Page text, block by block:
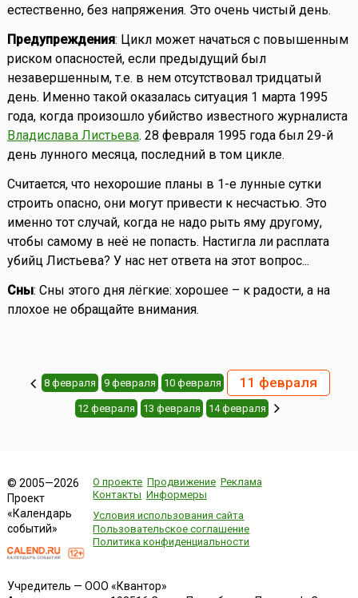
естественно, без напряжения. Это очень чистый день.
Предупреждения: Цикл может начаться с повышенным
риском опасностей, если предыдущий был
незавершенным, т.е. в нем отсутствовал тридцатый
день. Именно такой оказалась ситуация 1 марта 1995
года, когда произошло убийство известного журналиста
Владислава Листьева. 28 февраля 1995 года был 29-й
день лунного месяца, последний в том цикле.
Считается, что нехорошие планы в 1-е лунные сутки
строить опасно, они могут привести к несчастью. Это
именно тот случай, когда не надо рыть яму другому,
чтобы самому в неё не попасть. Настигла ли расплата
убийц Листьева? У нас нет ответа на этот вопрос...
Сны: Сны этого дня лёгкие: хорошее – к радости, а на
плохое не обращайте внимания.
8 февраля 9 февраля 10 февраля 11 февраля
12 февраля 13 февраля 14 февраля
© 2005—2026
Проект
«Календарь
событий»
О проекте Продвижение Реклама
Контакты Информеры
Условия использования сайта
Пользовательское соглашение
Политика конфиденциальности
Учредитель — ООО «Квантор»